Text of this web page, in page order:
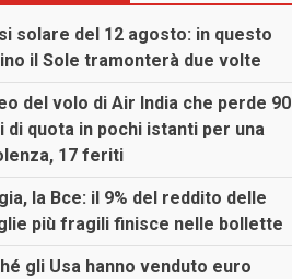
solare del 12 agosto: in questo
il Sole tramonterà due volte
del volo di Air India che perde 90
di quota in pochi istanti per una
17 feriti
la Bce: il 9% del reddito delle
più fragili finisce nelle bollette
gli Usa hanno venduto euro